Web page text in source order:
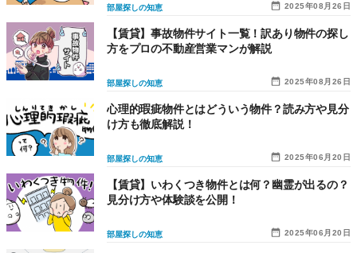
2025年08月26日
部屋探しの知恵
2025年08月26日
部屋探しの知恵
【賃貸】事故物件サイト一覧！訳あり物件の探し
方をプロの不動産営業マンが解説
2025年06月20日
部屋探しの知恵
心理的瑕疵物件とはどういう物件？読み方や見分
け方も徹底解説！
2025年06月20日
部屋探しの知恵
【賃貸】いわくつき物件とは何？幽霊が出るの？
見分け方や体験談を公開！